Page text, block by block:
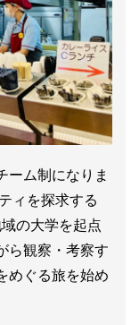
ーム制になりま
ィを探求する
の大学を起点
ら観察・考察す
めぐる旅を始め